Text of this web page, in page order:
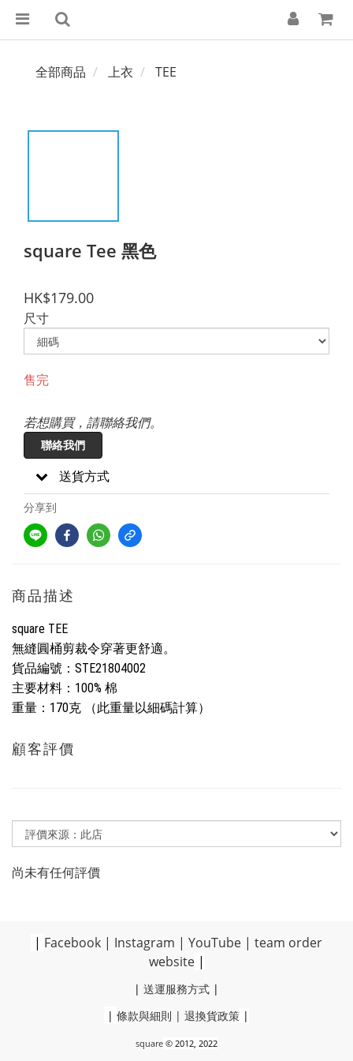
全部商品 上衣 TEE
square Tee 黑色
HK$179.00
尺寸
售完
若想購買，請聯絡我們。
聯絡我們
送貨方式
分享到
商品描述
square TEE
無縫圓桶剪裁令穿著更舒適。
貨品編號 ：STE21804002
主要材料：100% 棉
重量：170克 （此重量以細碼計算）
顧客評價
尚未有任何評價
| Facebook | Instagram | YouTube | team order
website|
| 送運服務方式 |
| 條款與細則 | 退換貨政策 |
square © 2012, 2022